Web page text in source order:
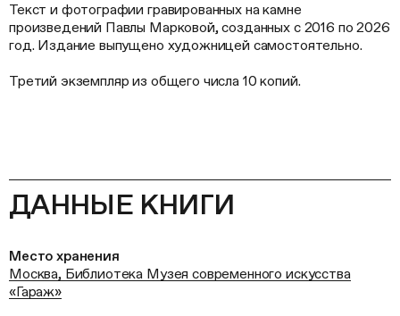
Текст и фотографии гравированных на камне
произведений Павлы Марковой, созданных с 2016 по 2026
год. Издание выпущено художницей самостоятельно.
Третий экземпляр из общего числа 10 копий.
ДАННЫЕ КНИГИ
Место хранения
Москва, Библиотека Музея современного искусства
«Гараж»